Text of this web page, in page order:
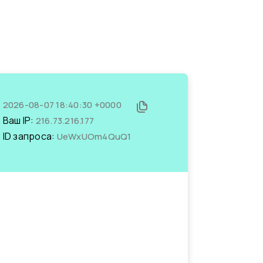
2026-08-07 18:40:30 +0000
Ваш IP: 216.73.216.177
ID запроса: UeWxUOm4QuQ1